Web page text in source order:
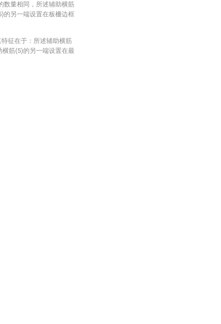
数量相同，所述辅助横筋
的另一端设置在板栅边框
征在于：所述辅助横筋
筋(5)的另一端设置在最